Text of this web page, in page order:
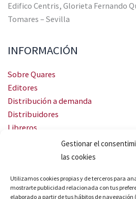
Gestionar el
las cookies
Utilizamos cookies propias y de terceros para
mostrarte publicidad relacionada con tus
elaborado a partir de tus hábitos de navegación
Edifico Centris, Glorieta Fernando
Tomares – Sevilla
INFORMACIÓN
Sobre Quares
Editores
Distribución a demanda
Distribuidores
Libreros
Servicio Landingweb
Crea tu audiobook